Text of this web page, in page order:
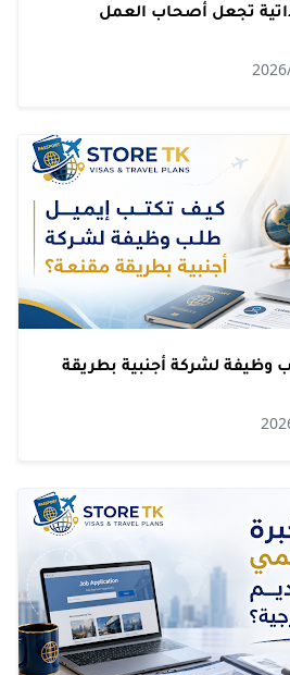
تجعل أصحاب العمل
وظيفة لشركة أجنبية بطريقة